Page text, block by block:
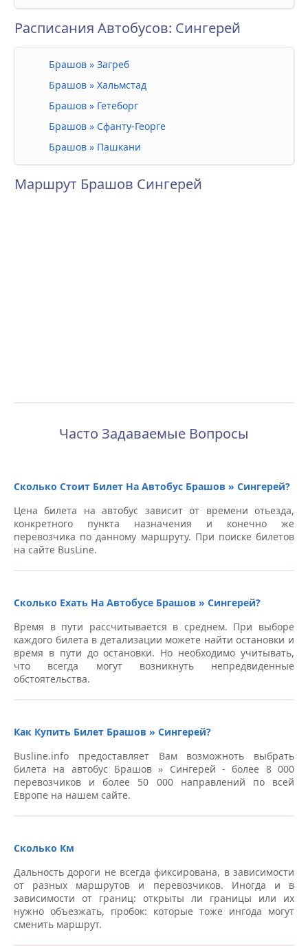
Расписания Автобусов: Сингерей
Брашов » Загреб
Брашов » Хальмстад
Брашов » Гетеборг
Брашов » Сфанту-Георге
Брашов » Пашкани
Маршрут Брашов Сингерей
Часто Задаваемые Вопросы
Сколько Стоит Билет На Автобус Брашов » Сингерей?
Цена билета на автобус зависит от времени отьезда,
конкретного пункта назначения и конечно же
перевозчика по данному маршруту. При поиске билетов
на сайте BusLine.
Сколько Ехать На Автобусе Брашов » Сингерей?
Время в пути рассчитывается в среднем. При выборе
каждого билета в детализации можете найти остановки и
время в пути до остановки. Но необходимо учитывать,
что всегда могут возникнуть непредвиденные
обстоятельства.
Как Купить Билет Брашов » Сингерей?
Busline.info предоставляет Вам возможноть выбрать
билета на автобус Брашов » Сингерей - более 8 000
перевозчиков и более 50 000 направлений по всей
Европе на нашем сайте.
Сколько Км
Дальность дороги не всегда фиксирована, в зависимости
от разных маршрутов и перевозчиков. Иногда и в
зависимости от границ: открыты ли границы или их
нужно объезжать, пробок: которые тоже ингода могут
сменить маршрут.